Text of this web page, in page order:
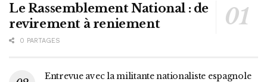
Le Rassemblement National : de
revirement à reniement
0 PARTAGES
Entrevue avec la militante nationaliste espagnole